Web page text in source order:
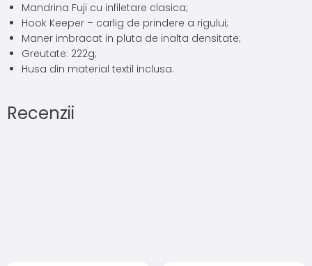
Mandrina Fuji cu infiletare clasica;
Hook Keeper – carlig de prindere a rigului;
Maner imbracat in pluta de inalta densitate;
Greutate: 222g;
Husa din material textil inclusa.
Recenzii